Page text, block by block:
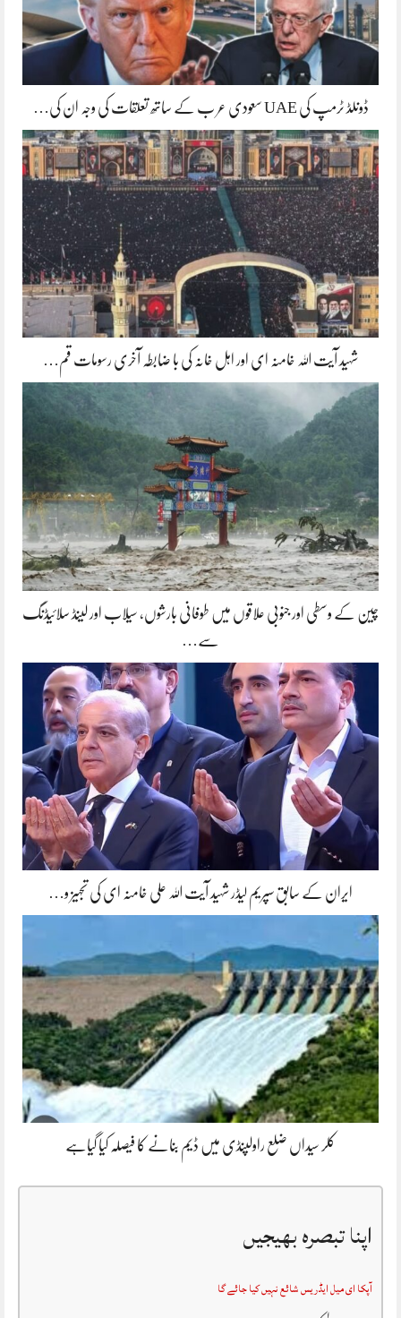
ڈونلڈ ٹرمپ کی UAE سعودی عر ب کے ساتھ تعلقات کی وجہ ان کی…
شہید آیت اللہ خامنہ ای اور اہل خانہ کی با ضابطہ آخری رسومات قم…
چین کے وسطی اور جنوبی علاقوں میں طوفانی بارشوں، سیلاب اور لینڈ سلائیڈنگ
سے…
ایران کے سابق سپریم لیڈر شہید آیت اللہ علی خامنہ ای کی تجہیز و…
کلر سیداں ضلع راولپنڈی میں ڈیم بنانے کا فیصلہ کیا گیاہے
اپنا تبصرہ بھیجیں
آپکا ای میل ایڈریس شائع نہیں کیا جائے گا